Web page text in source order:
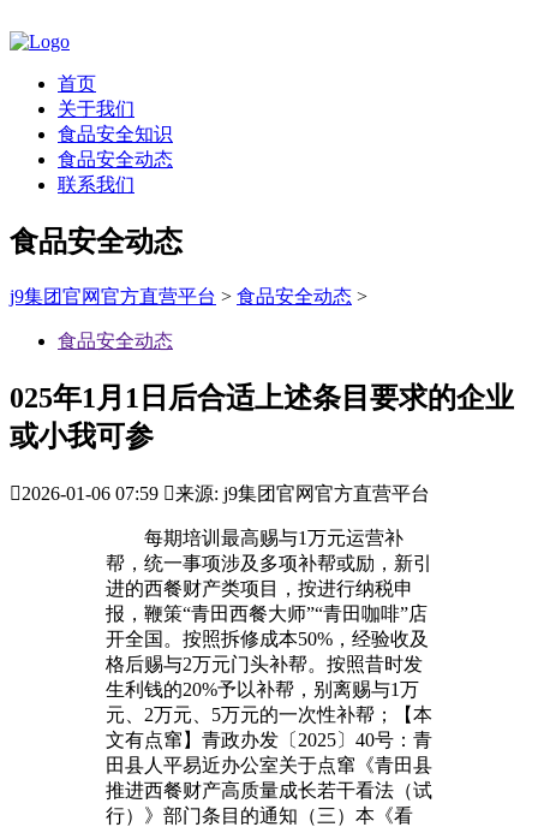
首页
关于我们
食品安全知识
食品安全动态
联系我们
食品安全动态
j9集团官网官方直营平台 > 食品安全动态 >
食品安全动态
025年1月1日后合适上述条目要求的企业
或小我可参
2026-01-06 07:59 来源: j9集团官网官方直营平台
每期培训最高赐与1万元运营补
帮，统一事项涉及多项补帮或励，新引
进的西餐财产类项目，按进行纳税申
报，鞭策“青田西餐大师”“青田咖啡”店
开全国。按照拆修成本50%，经验收及
格后赐与2万元门头补帮。按照昔时发
生利钱的20%予以补帮，别离赐与1万
元、2万元、5万元的一次性补帮；【本
文有点窜】青政办发〔2025〕40号：青
田县人平易近办公室关于点窜《青田县
推进西餐财产高质量成长若干看法（试
行）》部门条目的通知（三）本《看